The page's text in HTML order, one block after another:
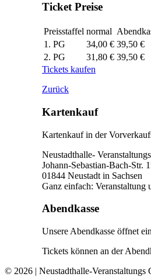
Ticket Preise
Preisstaffel normal
1. PG
34,00 € 39,50 €
2. PG
31,80 € 39,50 €
Tickets kaufen
Zurück
Kartenkauf
Kartenkauf in der
Neustadthalle-
Johann-Sebastian-Bach-Str.
01844 Neustadt in Sachsen
Ganz einfach: Veranstaltung
Abendkasse
Unsere Abendkasse öffnet
Tickets können an der
© 2026 | Neustadthalle-Veranstaltungs